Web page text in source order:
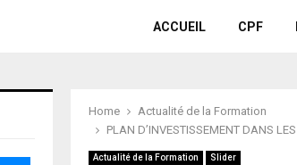
ACCUEIL CPF
Home
Actualité de la Formation
PLAN D’INVESTISSEMENT DANS
Actualité de la Formation Slider